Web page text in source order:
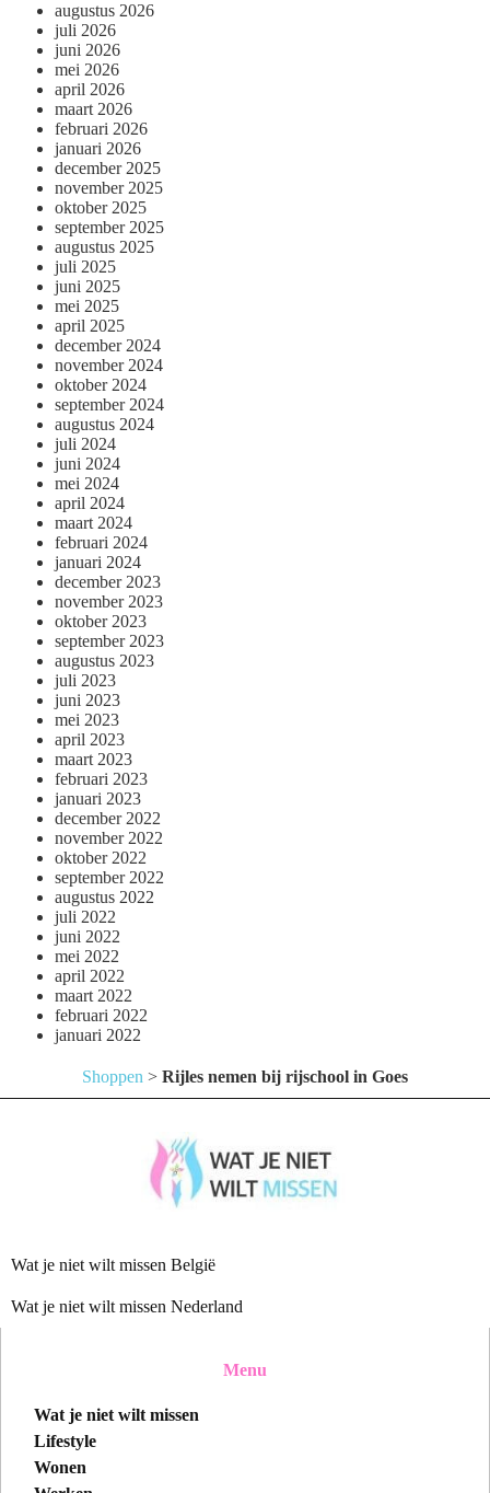
augustus 2026
juli 2026
juni 2026
mei 2026
april 2026
maart 2026
februari 2026
januari 2026
december 2025
november 2025
oktober 2025
september 2025
augustus 2025
juli 2025
juni 2025
mei 2025
april 2025
december 2024
november 2024
oktober 2024
september 2024
augustus 2024
juli 2024
juni 2024
mei 2024
april 2024
maart 2024
februari 2024
januari 2024
december 2023
november 2023
oktober 2023
september 2023
augustus 2023
juli 2023
juni 2023
mei 2023
april 2023
maart 2023
februari 2023
januari 2023
december 2022
november 2022
oktober 2022
september 2022
augustus 2022
juli 2022
juni 2022
mei 2022
april 2022
maart 2022
februari 2022
januari 2022
Shoppen > Rijles nemen bij rijschool in Goes
Wat je niet wilt missen België
Wat je niet wilt missen Nederland
Menu
Wat je niet wilt missen
Lifestyle
Wonen